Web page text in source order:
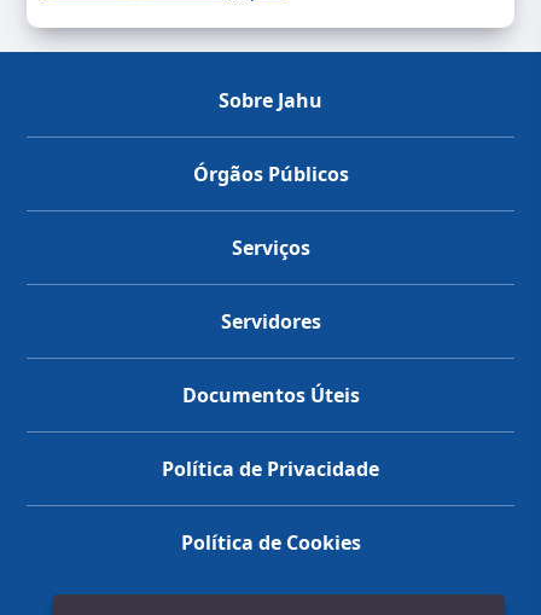
Sobre Jahu
Órgãos Públicos
Serviços
Servidores
Documentos Úteis
Política de Privacidade
Política de Cookies